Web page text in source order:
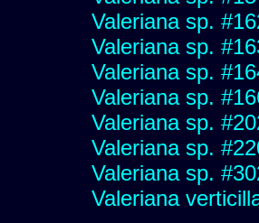
Valeriana sp.
Valeriana sp.
Valeriana sp.
Valeriana sp.
Valeriana sp.
Valeriana sp.
Valeriana sp.
Valeriana